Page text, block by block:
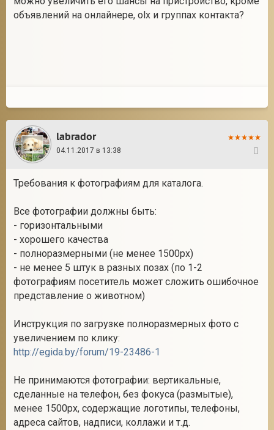
объявлений на онлайнере, olx и группах контакта?
labrador
04.11.2017 в 13:38
Требования к фотографиям для каталога.
Все фотографии должны быть:
- горизонтальными
- хорошего качества
- полноразмерными (не менее 1500px)
- не менее 5 штук в разных позах (по 1-2
фотографиям посетитель может сложить ошибочное
представление о животном)
Инструкция по загрузке полноразмерных фото с
увеличением по клику:
http://egida.by/forum/19-23486-1
Не принимаются фотографии: вертикальные,
сделанные на телефон, без фокуса (размытые),
менее 1500px, содержащие логотипы, телефоны,
адреса сайтов, надписи, коллажи и т.д.